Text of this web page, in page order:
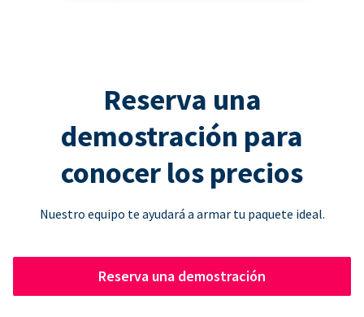
Reserva una
demostración para
conocer los precios
Nuestro equipo te ayudará a armar tu paquete ideal.
Reserva una demostración